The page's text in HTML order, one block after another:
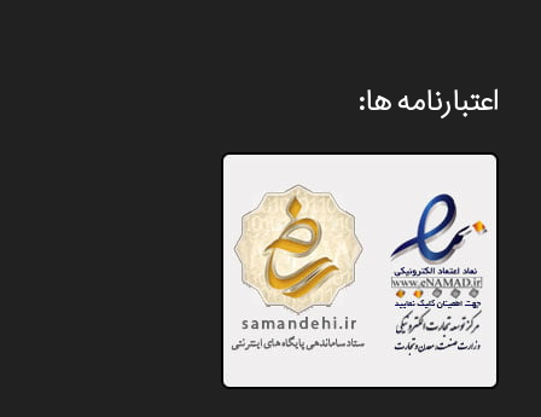
اعتبارنامه ها: